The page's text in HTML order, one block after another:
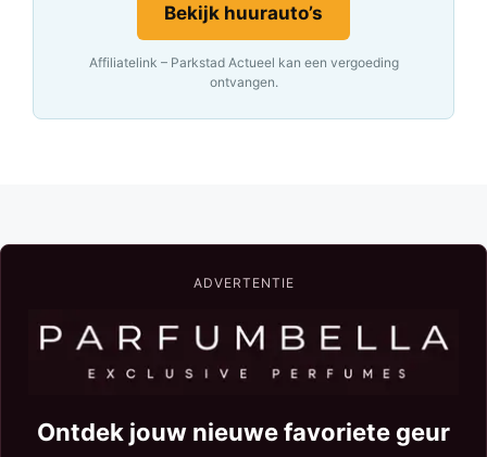
Bekijk huurauto’s
Affiliatelink – Parkstad Actueel kan een vergoeding
ontvangen.
ADVERTENTIE
Ontdek jouw nieuwe favoriete geur